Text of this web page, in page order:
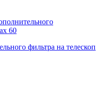
фильтра на телескоп